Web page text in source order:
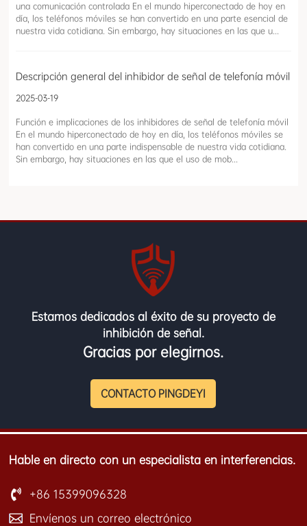
una comunicación controlada En el mundo hiperconectado de hoy en
día, los teléfonos móviles se han convertido en una parte esencial de
nuestra vida cotidiana. Sin embargo, hay situaciones en las que u...
Descripción general del inhibidor de señal de telefonía móvil
2025-03-19
Función e implicaciones de los inhibidores de señal de telefonía móvil
En el mundo hiperconectado de hoy en día, los teléfonos móviles se
han convertido en una parte indispensable de nuestra vida cotidiana.
Sin embargo, hay situaciones en las que el uso de mob...
Estamos dedicados al éxito de su proyecto de
inhibición de señal.
Gracias por elegirnos.
CONTACTO PINGDEYI
Hable en directo con un especialista en interferencias.
+86 15399096328
Envíenos un correo electrónico